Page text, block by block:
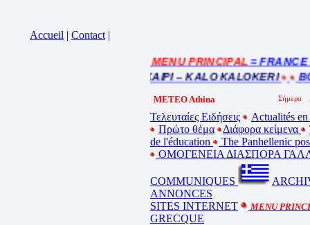
Accueil | Contact |
= MENU PRINCIPAL= FRANCE
BEL ETE – ΚΑΛΟ ΚΑΛΟΚΑΙΡΙ – KALO KALOKERI
METEO Athina
Τελευταίες Ειδήσεις
Actualités
Πρώτο θέμα
Διάφορα κείμενα
de l'éducation
The Panhellenic
ΟΜΟΓΕΝΕΙΑ ΔΙΑΣΠΟΡΑ
COMMUNIQUES
ANNONCES
SITES INTERNET
MENU
GRECQUE